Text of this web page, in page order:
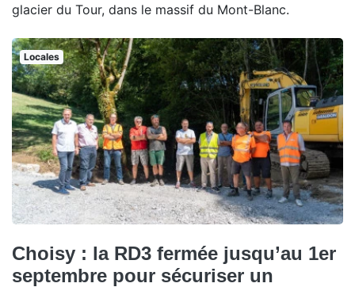
glacier du Tour, dans le massif du Mont-Blanc.
Locales
Choisy : la RD3 fermée jusqu’au 1er
septembre pour sécuriser un